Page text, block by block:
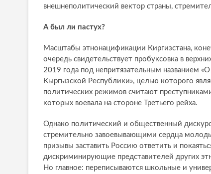
внешнеполитический вектор страны,
А был ли пастух?
Масштабы этнонацификации Киргизстана,
очередь свидетельствует пробуксовка в
2019 года под непритязательным названием
Кыргызской Республики», целью которого
политических режимов считают
которых воевала на стороне Третьего рейха.
Однако политический и общественный
стремительно завоевывающими сердца
призывы заставить Россию ответить и
дискриминирующие представителей других
Но главное: переписываются школьные и